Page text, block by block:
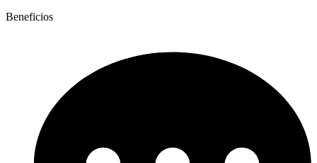
Beneficios